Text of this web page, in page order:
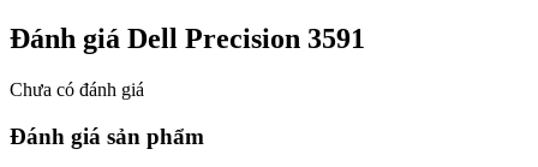
Đánh giá Dell Precision 3591
Chưa có đánh giá
Đánh giá sản phẩm